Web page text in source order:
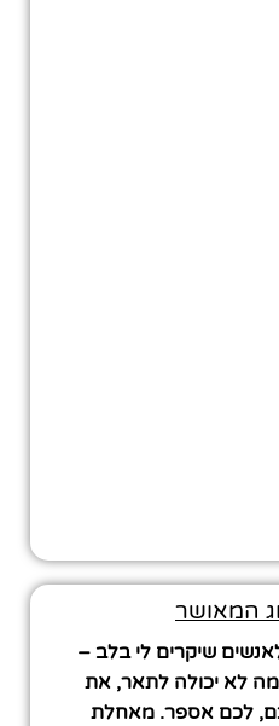
המאושר
שיקרים לי בלב –
לא יכולה לתאר, את
לכם אספר. מאחלת